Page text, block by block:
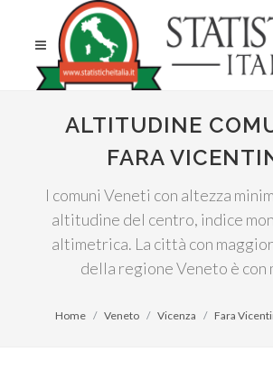
ALTITUDINE
FARA
I comuni Veneti con altezza
altitudine del centro, indice
altimetrica. La città con
della regione Veneto è con
Home Veneto Vicenza Fara